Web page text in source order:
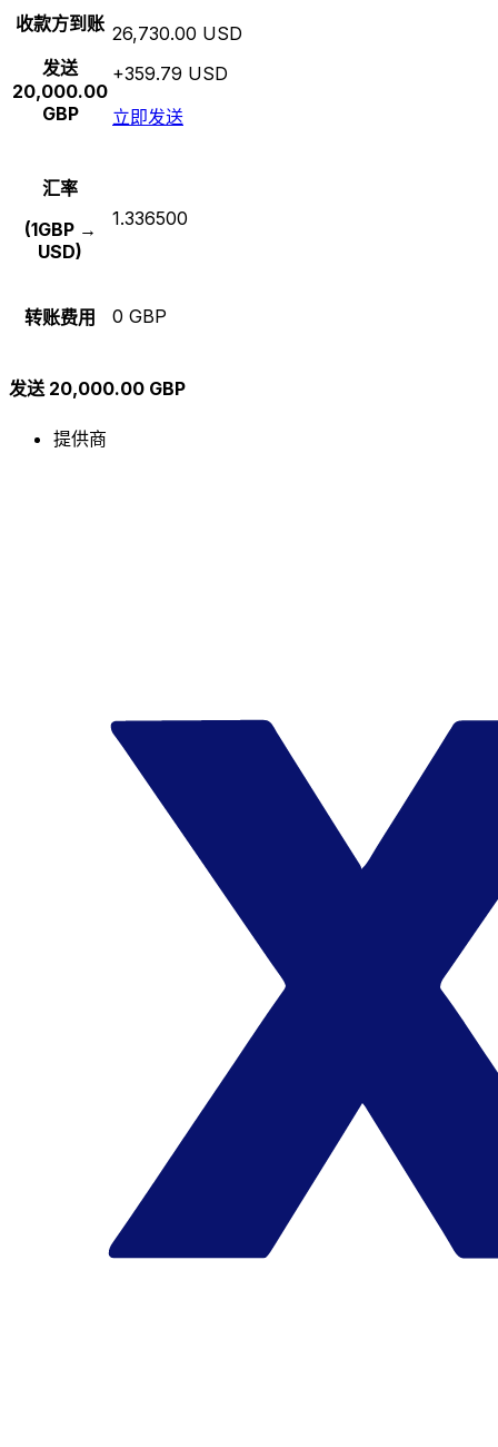
收款方到账
发送
20,000.00
GBP
26,730.00 USD
+359.79 USD
立即发送
汇率
(1GBP →
USD)
1.336500
转账费用 0 GBP
发送 20,000.00 GBP
提供商